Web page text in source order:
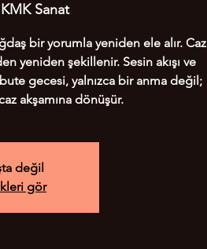
KMK Sanat
bir yorumla yeniden ele alır. Caz
yeniden şekillenir. Sesin akışı ve
gecesi, yalnızca bir anma değil;
akşamına dönüşür.
değil
gör